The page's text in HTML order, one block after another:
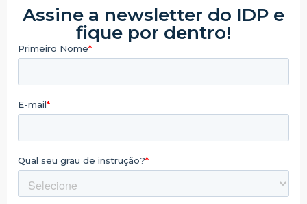
Assine a newsletter do IDP e
fique por dentro!